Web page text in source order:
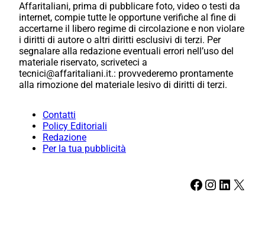
Affaritaliani, prima di pubblicare foto, video o testi da
internet, compie tutte le opportune verifiche al fine di
accertarne il libero regime di circolazione e non violare
i diritti di autore o altri diritti esclusivi di terzi. Per
segnalare alla redazione eventuali errori nell’uso del
materiale riservato, scriveteci a
tecnici@affaritaliani.it.: provvederemo prontamente
alla rimozione del materiale lesivo di diritti di terzi.
Contatti
Policy Editoriali
Redazione
Per la tua pubblicità
Facebook Instagram LinkedIn X